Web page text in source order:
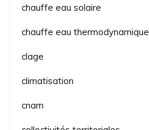
chauffe eau solaire
chauffe eau thermodynamique
clage
climatisation
cnam